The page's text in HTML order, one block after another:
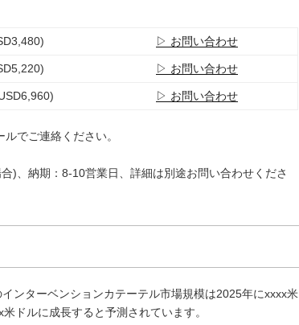
▷ お問い合わせ
▷ お問い合わせ
▷ お問い合わせ
でご連絡ください。
)、納期：8-10営業日、詳細は別途お問い合わせくださ
ンターベンションカテーテル市場規模は2025年にxxxx米
ドルに成長すると予測されています。